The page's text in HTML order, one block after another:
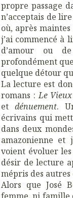
propre passage
n’acceptais de
où, après
j’ai commencé à
d’amour ou
profondément
quelque détour
La lecture est
romans :Le
et dénuement.
écrivains qui
dans deux
amazonienne
voient évoluer les
désir de lecture
mépris des
Alors que José